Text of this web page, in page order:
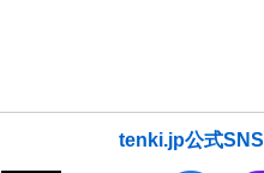
tenki.jp公式SNS